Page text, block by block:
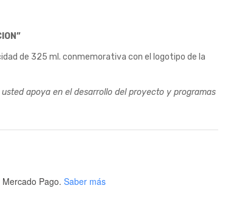
de 325 ml. conmemorativa con el logotipo de la
apoya en el desarrollo del proyecto y programas
Pago. Saber más